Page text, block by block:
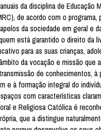
da disciplina de Educação
de acordo com o programa,
da sociedade em geral e
está garantido o direito da
para as suas crianças,
da vocação e missão que
de conhecimentos, à
e à formação integral do
com características
e Religiosa Católica é
que a distingue